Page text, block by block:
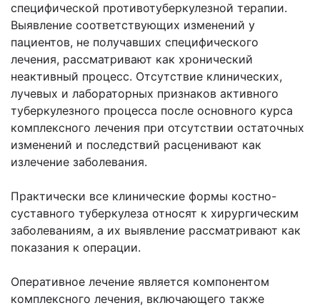
специфической противотуберкулезной терапии.
Выявление соответствующих изменений у
пациентов, не получавших специфического
лечения, рассматривают как хронический
неактивный процесс. Отсутствие клинических,
лучевых и лабораторных признаков активного
туберкулезного процесса после основного курса
комплексного лечения при отсутствии остаточных
изменений и последствий расценивают как
излечение заболевания.
Практически все клинические формы костно-
суставного туберкулеза относят к хирургическим
заболеваниям, а их выявление рассматривают как
показания к операции.
Оперативное лечение является компонентом
комплексного лечения, включающего также